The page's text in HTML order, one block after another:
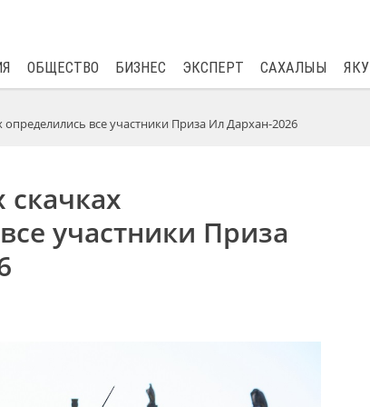
ОБЩЕСТВО БИЗНЕС ЭКСПЕРТ САХАЛЫЫ
все участники Приза Ил Дархан-2026
участники Приза